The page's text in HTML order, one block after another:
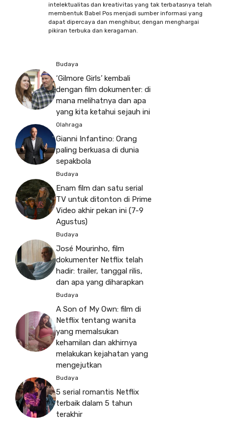
intelektualitas dan kreativitas yang tak terbatasnya telah
membentuk Babel Pos menjadi sumber informasi yang
dapat dipercaya dan menghibur, dengan menghargai
pikiran terbuka dan keragaman.
Budaya
‘Gilmore Girls’ kembali
dengan film dokumenter: di
mana melihatnya dan apa
yang kita ketahui sejauh ini
Olahraga
Gianni Infantino: Orang
paling berkuasa di dunia
sepakbola
Budaya
Enam film dan satu serial
TV untuk ditonton di Prime
Video akhir pekan ini (7-9
Agustus)
Budaya
José Mourinho, film
dokumenter Netflix telah
hadir: trailer, tanggal rilis,
dan apa yang diharapkan
Budaya
A Son of My Own: film di
Netflix tentang wanita
yang memalsukan
kehamilan dan akhirnya
melakukan kejahatan yang
mengejutkan
Budaya
5 serial romantis Netflix
terbaik dalam 5 tahun
terakhir